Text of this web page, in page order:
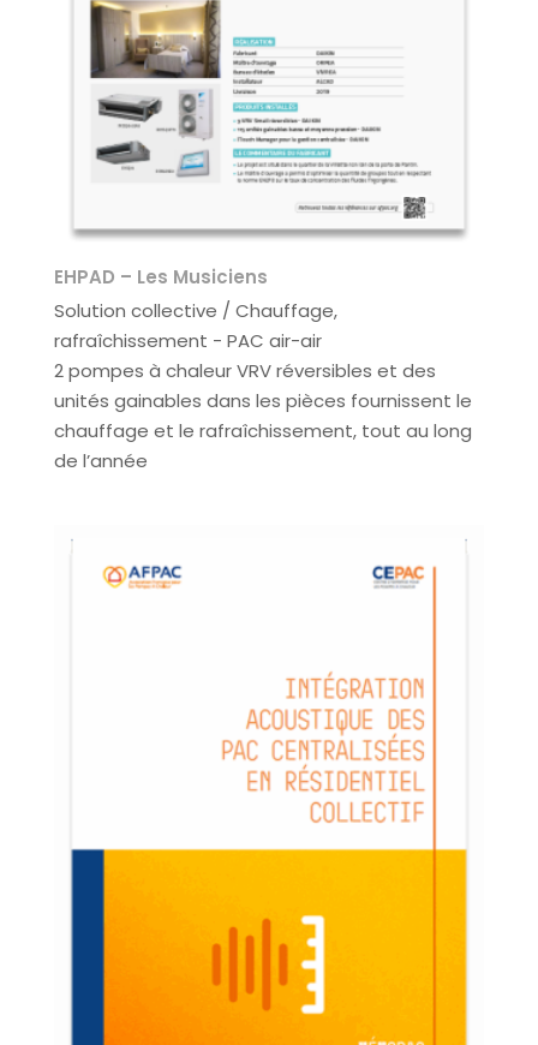
EHPAD – Les Musiciens
Solution collective / Chauffage,
rafraîchissement - PAC air-air
2 pompes à chaleur VRV réversibles et des
unités gainables dans les pièces fournissent le
chauffage et le rafraîchissement, tout au long
de l’année